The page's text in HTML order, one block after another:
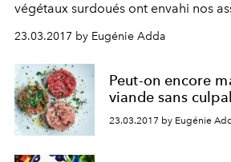
végétaux surdoués ont envahi nos
une révolution parfois prise pour un
23.03.2017 by Eugénie Adda
Peut-on encore
viande sans
23.03.2017 by Eugénie